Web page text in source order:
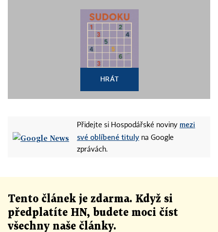
HRÁT
Přidejte si Hospodářské noviny mezi
své oblíbené tituly na Google
zprávách.
Tento článek je zdarma. Když si
předplatíte HN, budete moci číst
všechny naše články.